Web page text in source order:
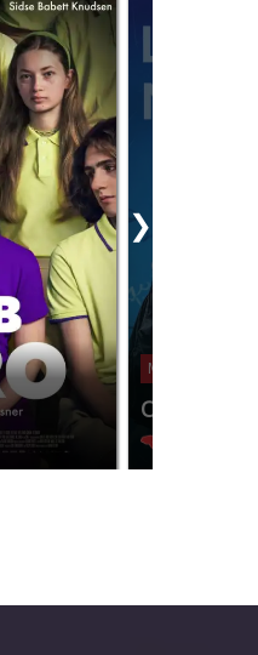
Mubi
Os Anos
❯